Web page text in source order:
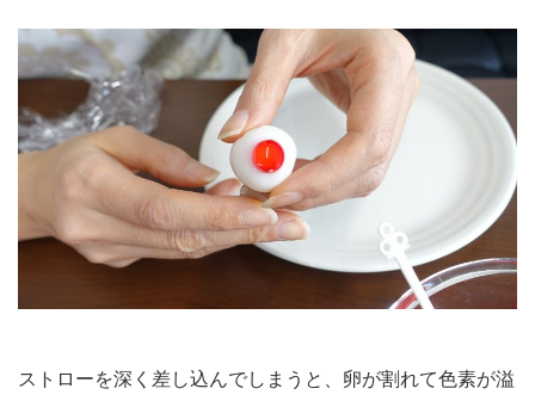
ストローを深く差し込んでしまうと、卵が割れて色素が溢